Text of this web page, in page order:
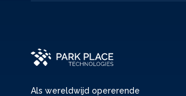
Als wereldwijd opererende